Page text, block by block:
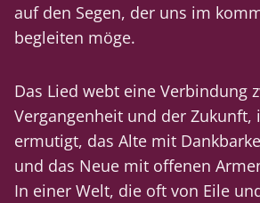
auf den Segen, der uns im
begleiten möge.
Das Lied webt eine Verbindung
Vergangenheit und der Zukunft,
ermutigt, das Alte mit
und das Neue mit offenen
In einer Welt, die oft von Eile